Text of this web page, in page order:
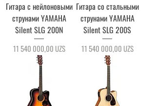
Гитара с нейлоновыми
струнами YAMAHA
Silent SLG 200N
Цена
11 540 000,00 UZS
Гитара со стальными
струнами YAMAHA
Silent SLG 200S
Цена
11 540 000,00 UZS